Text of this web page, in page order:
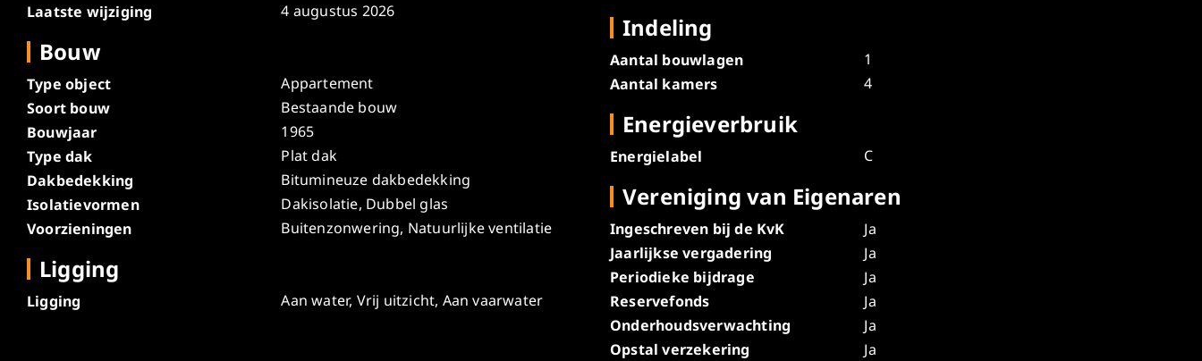
Laatste wijziging
4 augustus 2026
Bouw
Type object
Appartement
Soort bouw
Bestaande bouw
Bouwjaar
1965
Type dak
Plat dak
Dakbedekking
Bitumineuze dakbedekking
Isolatievormen
Dakisolatie, Dubbel glas
Voorzieningen
Buitenzonwering, Natuurlijke ventilatie
Ligging
Ligging Aan water, Vrij uitzicht, Aan vaarwater
Indeling
Aantal bouwlagen
1
Aantal kamers
4
Energieverbruik
Energielabel C
Vereniging van Eigenaren
Ingeschreven bij de KvK
Ja
Jaarlijkse vergadering
Ja
Periodieke bijdrage
Ja
Reservefonds
Ja
Onderhoudsverwachting
Ja
Opstal verzekering
Ja